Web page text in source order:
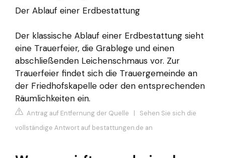
Der Ablauf einer Erdbestattung
Der klassische Ablauf einer Erdbestattung sieht
eine Trauerfeier, die Grablege und einen
abschließenden Leichenschmaus vor. Zur
Trauerfeier findet sich die Trauergemeinde an
der Friedhofskapelle oder den entsprechenden
Räumlichkeiten ein.
Antrag auf Entfernung der Quelle | Sehen Sie sich die
vollständige Antwort auf bestattungen.de an